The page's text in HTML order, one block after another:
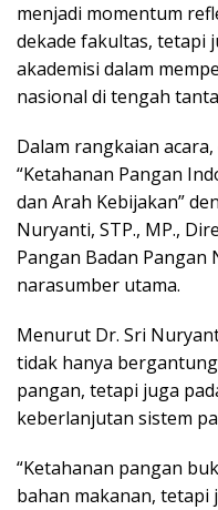
menjadi momentum
dekade fakultas, tetapi
akademisi dalam
nasional di tengah
Dalam rangkaian
“Ketahanan Pangan
dan Arah Kebijakan”
Nuryanti, STP., MP.,
Pangan Badan Pangan
narasumber utama.
Menurut Dr. Sri
tidak hanya
pangan, tetapi juga
keberlanjutan sistem
“Ketahanan pangan
bahan makanan, tetapi